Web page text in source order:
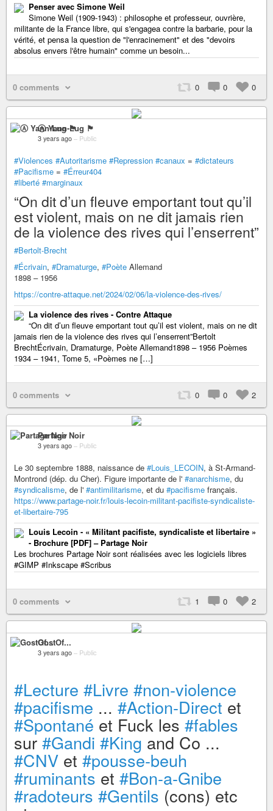
Penser avec Simone Weil
Simone Weil (1909-1943) : philosophe et professeur, ouvrière,
militante de la France libre, qui s'engagea contre la barbarie, pour la
vérité, et pensa la question de "l'enracinement" et des "devoirs
absolus envers l'être humain" comme un besoin...
0 comments 0 0 0
Ⓐ Yann-Lug 🏴
3 years ago – Public
#Violences #Autoritarisme #Repression #canaux = #dictateurs
#Pacifisme = #Érreur404
#liberté #marginaux
“On dit d’un fleuve emportant tout qu’il
est violent, mais on ne dit jamais rien
de la violence des rives qui l’enserrent”
#Bertolt-Brecht
#Écrivain, #Dramaturge, #Poète Allemand
1898 – 1956
https://contre-attaque.net/2024/02/06/la-violence-des-rives/
La violence des rives - Contre Attaque
“On dit d’un fleuve emportant tout qu’il est violent, mais on ne dit
jamais rien de la violence des rives qui l’enserrent”Bertolt
BrechtÉcrivain, Dramaturge, Poète Allemand1898 – 1956 Poèmes
1934 – 1941, Tome 5, «Poèmes ne […]
0 comments 0 0 2
Partage Noir
3 years ago – Public
Le 30 septembre 1888, naissance de #Louis_LECOIN, à St-Armand-
Montrond (dép. du Cher). Figure importante de l' #anarchisme, du
#syndicalisme, de l' #antimilitarisme, et du #pacifisme français.
https://www.partage-noir.fr/louis-lecoin-militant-pacifiste-syndicaliste-
et-libertaire-795
Louis Lecoin - « Militant pacifiste, syndicaliste et libertaire »
- Brochure [PDF] – Partage Noir
Les brochures Partage Noir sont réalisées avec les logiciels libres
#GIMP #Inkscape #Scribus
0 comments 1 0 2
GostOf...
3 years ago – Public
#Lecture #Livre #non-violence
#pacifisme ... #Action-Direct et
#Spontané et Fuck les #fables
sur #Gandi #King and Co ...
#CNV et #pousse-beuh
#ruminants et #Bon-a-Gnibe
#radoteurs #Gentils (cons) etc